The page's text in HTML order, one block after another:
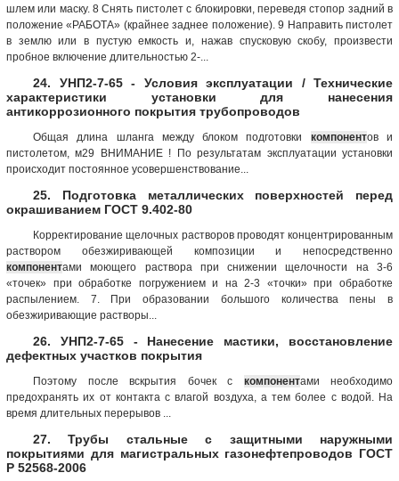
шлем или маску. 8 Снять пистолет с блокировки, переведя стопор задний в
положение «РАБОТА» (крайнее заднее положение). 9 Направить пистолет
в землю или в пустую емкость и, нажав спусковую скобу, произвести
пробное включение длительностью 2-...
24. УНП2-7-65 - Условия эксплуатации / Технические
характеристики установки для нанесения
антикоррозионного покрытия трубопроводов
Общая длина шланга между блоком подготовки компонентов и
пистолетом, м29 ВНИМАНИЕ ! По результатам эксплуатации установки
происходит постоянное усовершенствование...
25. Подготовка металлических поверхностей перед
окрашиванием ГОСТ 9.402-80
Корректирование щелочных растворов проводят концентрированным
раствором обезжиривающей композиции и непосредственно
компонентами моющего раствора при снижении щелочности на 3-6
«точек» при обработке погружением и на 2-3 «точки» при обработке
распылением. 7. При образовании большого количества пены в
обезжиривающие растворы...
26. УНП2-7-65 - Нанесение мастики, восстановление
дефектных участков покрытия
Поэтому после вскрытия бочек с компонентами необходимо
предохранять их от контакта с влагой воздуха, а тем более с водой. На
время длительных перерывов ...
27. Трубы стальные с защитными наружными
покрытиями для магистральных газонефтепроводов ГОСТ
Р 52568-2006